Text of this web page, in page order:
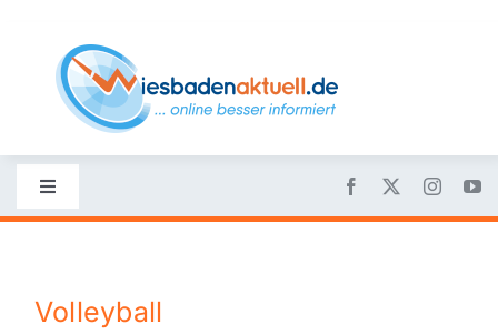
content
Toggle
Navigation
Nachrichten
Volleyball